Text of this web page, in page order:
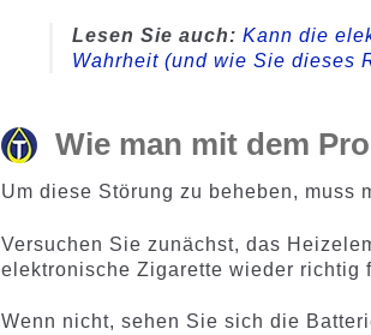
Lesen Sie auch:Kann die
Wahrheit (und wie Sie dieses
Wie man mit dem
Um diese Störung zu beheben, muss
Versuchen Sie zunächst, das
elektronische Zigarette wieder richtig
Wenn nicht, sehen Sie sich die